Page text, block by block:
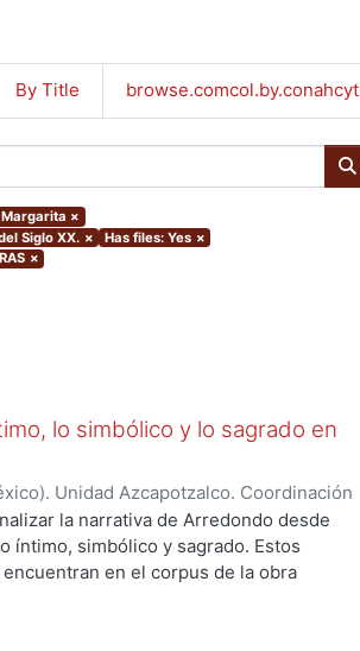
By Title browse.comcol.by.conahcyt
×
Siglo XX. × Has files: Yes ×
×
lo simbólico y lo sagrado en
Unidad Azcapotzalco. Coordinación
Raquel
la narrativa de Arredondo desde
íntimo, simbólico y sagrado. Estos
en el corpus de la obra